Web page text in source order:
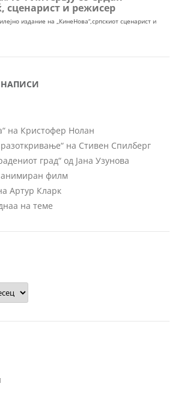
на Кристофер Нолан
на Стивен Спилберг
град“ од Јана Узунова
филм
Артур Кларк
на теме